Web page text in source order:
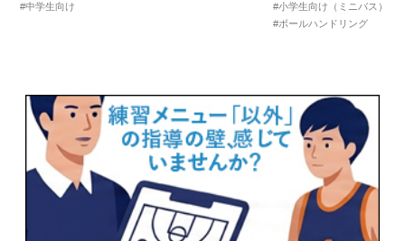
#中学生向け
#小学生向け（ミニバス）
#ボールハンドリング